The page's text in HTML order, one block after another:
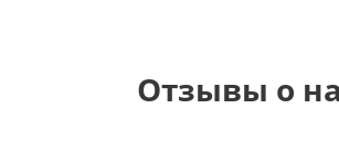
Отзывы о